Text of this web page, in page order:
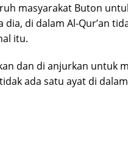
masyarakat Buton
di dalam Al-Qur’an
itu.
dan di anjurkan untuk
ada satu ayat di dalam